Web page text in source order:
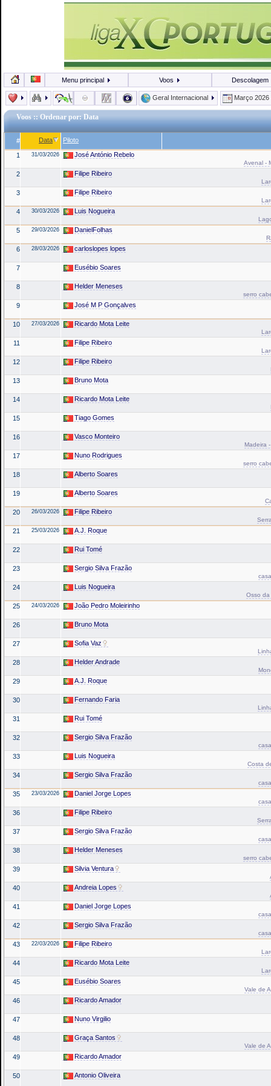
Menu principal Voos Descolagem
Geral Internacional Março 2026
Voos :: Ordenar por: Data
# Data Piloto
1 31/03/2026 José António Rebelo
Avenal -
2 Filipe Ribeiro
3 Filipe Ribeiro
4 30/03/2026 Luis Nogueira
5 29/03/2026 DanielFolhas
6 28/03/2026 carloslopes lopes
7 Eusébio Soares
8 Helder Meneses
serro
9 José M P Gonçalves
10 27/03/2026 Ricardo Mota Leite
11 Filipe Ribeiro
12 Filipe Ribeiro
13 Bruno Mota
14 Ricardo Mota Leite
15 Tiago Gomes
16 Vasco Monteiro
Madeira
17 Nuno Rodrigues
serro
18 Alberto Soares
19 Alberto Soares
20 26/03/2026 Filipe Ribeiro
21 25/03/2026 A.J. Roque
22 Rui Tomé
23 Sergio Silva Frazão
24 Luis Nogueira
Osso
25 24/03/2026 João Pedro Moleirinho
26 Bruno Mota
27 Sofia Vaz
28 Helder Andrade
29 A.J. Roque
30 Fernando Faria
31 Rui Tomé
32 Sergio Silva Frazão
33 Luis Nogueira
Costa
34 Sergio Silva Frazão
35 23/03/2026 Daniel Jorge Lopes
36 Filipe Ribeiro
37 Sergio Silva Frazão
38 Helder Meneses
serro
39 Silvia Ventura
40 Andreia Lopes
41 Daniel Jorge Lopes
42 Sergio Silva Frazão
43 22/03/2026 Filipe Ribeiro
44 Ricardo Mota Leite
45 Eusébio Soares
Vale de
46 Ricardo Amador
47 Nuno Virgilio
48 Graça Santos
Vale de
49 Ricardo Amador
50 Antonio Oliveira